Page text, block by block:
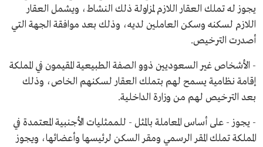
يجوز له تملك العقار اللازم لمزاولة ذلك النشاط، ويشمل العقار
اللازم لسكنه وسكن العاملين لديه، وذلك بعد موافقة الجهة التي
أصدرت الترخيص.
- الأشخاص غير السعوديين ذوو الصفة الطبيعية المقيمون في المملكة
إقامة نظامية يسمح لهم بتملك العقار لسكنهم الخاص، وذلك
بعد الترخيص لهم من وزارة الداخلية.
- يجوز - على أساس المعاملة بالمثل - للممثليات الأجنبية المعتمدة في
المملكة تملك المقر الرسمي ومقر السكن لرئيسها وأعضائها، ويجوز